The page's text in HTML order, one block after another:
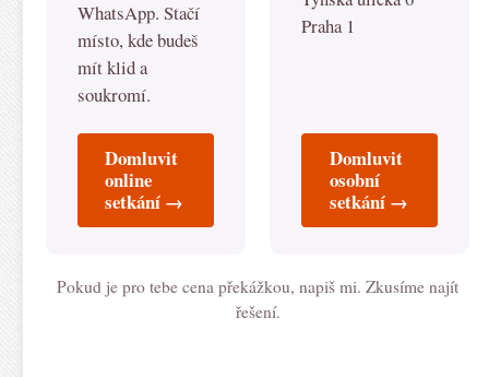
WhatsApp. Stačí
místo, kde budeš
mít klid a
soukromí.
Domluvit
online
setkání →
Praha 1
Domluvit
osobní
setkání →
Pokud je pro tebe cena překážkou, napiš mi. Zkusíme najít
řešení.